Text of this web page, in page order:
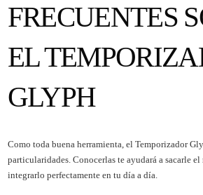
FRECUENTES
EL
GLYPH
Como toda buena herramienta, el Temporizador
particularidades. Conocerlas te ayudará a sacarle
integrarlo perfectamente en tu día a día.